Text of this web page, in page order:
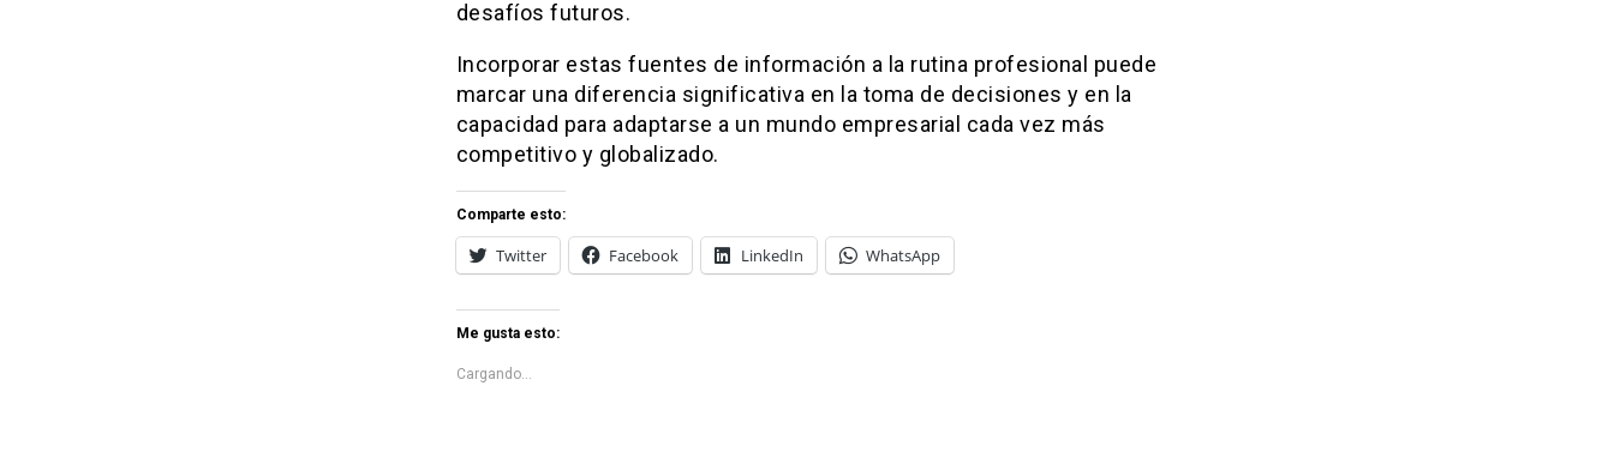
desafíos futuros.
Incorporar estas fuentes de información a la rutina profesional puede
marcar una diferencia significativa en la toma de decisiones y en la
capacidad para adaptarse a un mundo empresarial cada vez más
competitivo y globalizado.
Comparte esto:
Twitter Facebook LinkedIn WhatsApp
Me gusta esto:
Cargando...